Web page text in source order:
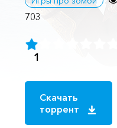
703
1
Скачать
торрент